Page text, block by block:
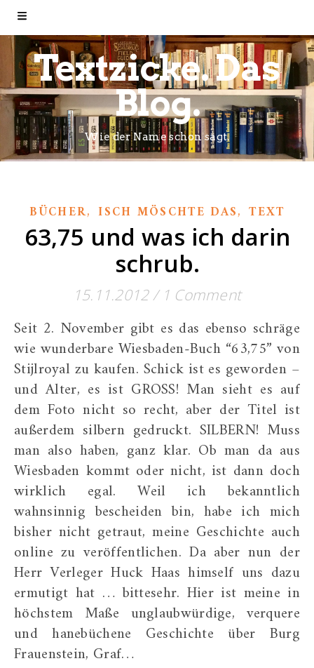
Textzicke. Das
Blog.
Wie der Name schon sagt.
BÜCHER,ISCH MÖSCHTE DAS,TEXT
63,75 und was ich darin
schrub.
15.11.2012/ 1 Comment
Seit 2. November gibt es das ebenso schräge
wie wunderbare Wiesbaden-Buch “63,75” von
Stijlroyal zu kaufen. Schick ist es geworden –
und Alter, es ist GROSS! Man sieht es auf
dem Foto nicht so recht, aber der Titel ist
außerdem silbern gedruckt. SILBERN! Muss
man also haben, ganz klar. Ob man da aus
Wiesbaden kommt oder nicht, ist dann doch
wirklich egal. Weil ich bekanntlich
wahnsinnig bescheiden bin, habe ich mich
bisher nicht getraut, meine Geschichte auch
online zu veröffentlichen. Da aber nun der
Herr Verleger Huck Haas himself uns dazu
ermutigt hat … bittesehr. Hier ist meine in
höchstem Maße unglaubwürdige, verquere
und hanebüchene Geschichte über Burg
Frauenstein, Graf…